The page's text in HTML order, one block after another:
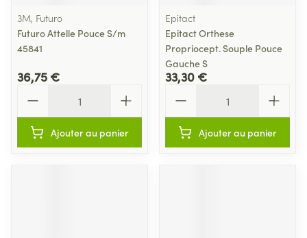
3M, Futuro
Futuro Attelle Pouce S/m
45841
36,75 €
Ajouter au panier
Epitact
Epitact Orthese
Propriocept. Souple Pouce
Gauche S
33,30 €
Ajouter au panier